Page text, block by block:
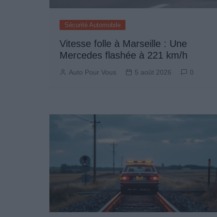
Sécurité Automobile
Vitesse folle à Marseille : Une
Mercedes flashée à 221 km/h
Auto Pour Vous 5 août 2026 0